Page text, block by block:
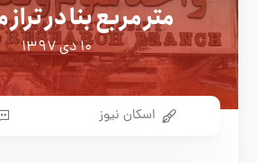
متر مربع بنا در
۱۰ دی ۱۳۹۷
اسکان نیوز